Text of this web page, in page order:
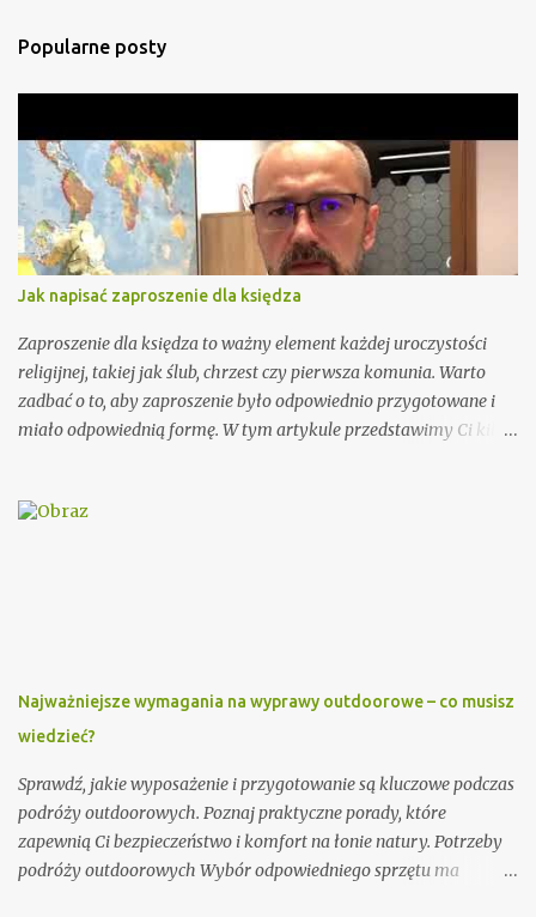
r
z
e
Popularne posty
Jak napisać zaproszenie dla księdza
Zaproszenie dla księdza to ważny element każdej uroczystości
religijnej, takiej jak ślub, chrzest czy pierwsza komunia. Warto
zadbać o to, aby zaproszenie było odpowiednio przygotowane i
miało odpowiednią formę. W tym artykule przedstawimy Ci kilka
zaproszenia dla księdza warto pamiętać o kilku ważnych
zapraszany. Dobrze jest podać także godzinę rozpoczęcia i
zakończenia ceremonii, aby ksiądz wiedział, jak długo trwać
będzie jego obecność. Dodatkowo, warto zawrzeć informację na
temat planowanego poczęstunku po uroczystości. Przykładowe
zaproszenie: Szanowny Księże, Zwracamy się ...
Najważniejsze wymagania na wyprawy outdoorowe – co musisz
wiedzieć?
Sprawdź, jakie wyposażenie i przygotowanie są kluczowe podczas
podróży outdoorowych. Poznaj praktyczne porady, które
zapewnią Ci bezpieczeństwo i komfort na łonie natury. Potrzeby
podróży outdoorowych Wybór odpowiedniego sprzętu ma